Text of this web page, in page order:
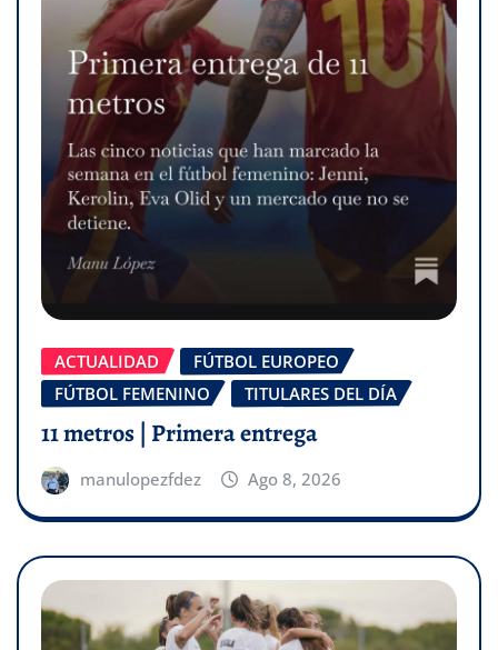
ACTUALIDAD
FÚTBOL EUROPEO
FÚTBOL FEMENINO
TITULARES DEL DÍA
11 metros | Primera entrega
manulopezfdez Ago 8, 2026